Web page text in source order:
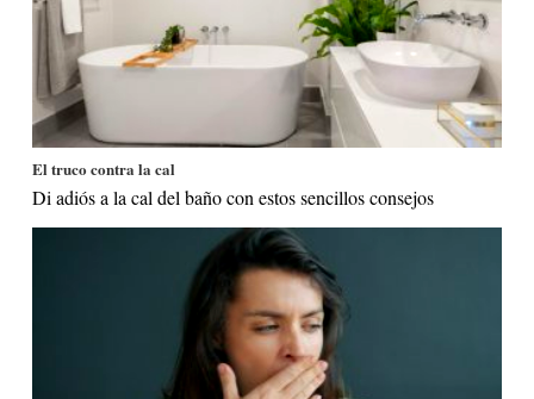
El truco contra la cal
Di adiós a la cal del baño con estos sencillos consejos